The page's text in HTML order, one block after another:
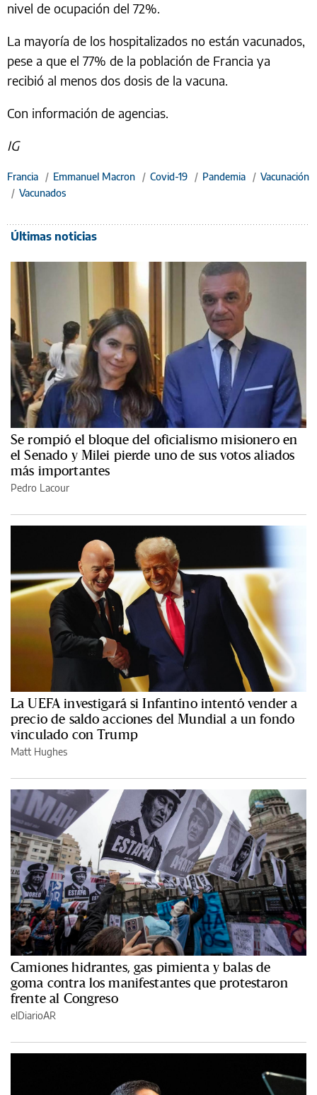
nivel de ocupación del 72%.
La mayoría de los hospitalizados no están vacunados,
pese a que el 77% de la población de Francia ya
recibió al menos dos dosis de la vacuna.
Con información de agencias.
IG
Francia / Emmanuel Macron / Covid-19 / Pandemia / Vacunación
/ Vacunados
Últimas noticias
Se rompió el bloque del oficialismo misionero en
el Senado y Milei pierde uno de sus votos aliados
más importantes
Pedro Lacour
La UEFA investigará si Infantino intentó vender a
precio de saldo acciones del Mundial a un fondo
vinculado con Trump
Matt Hughes
Camiones hidrantes, gas pimienta y balas de
goma contra los manifestantes que protestaron
frente al Congreso
elDiarioAR